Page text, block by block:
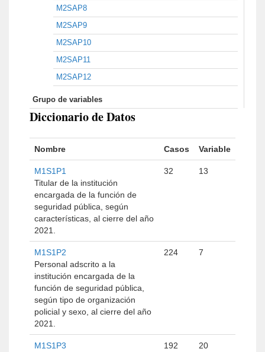
M2SAP8
M2SAP9
M2SAP10
M2SAP11
M2SAP12
Grupo de variables
Diccionario de Datos
Nombre Casos Variable
M1S1P1
Titular de la institución
encargada de la función de
seguridad pública, según
características, al cierre del año
2021.
32 13
M1S1P2
Personal adscrito a la
institución encargada de la
función de seguridad pública,
según tipo de organización
policial y sexo, al cierre del año
2021.
224 7
M1S1P3
192 20